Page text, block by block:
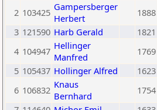
2 103425 Gampersberger
Herbert
1888
3 121590 Harb Gerald 1821
4 104947 Hellinger
Manfred
1769
5 105437 Hollinger Alfred 1623
6 106832 Knaus
Bernhard
1754